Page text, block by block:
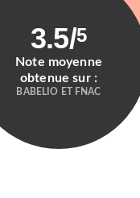
3.5/5
Note moyenne
obtenue sur :
BABELIO ET FNAC